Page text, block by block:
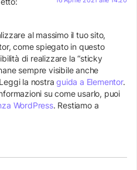
al massimo il tuo sito,
come spiegato in questo
di realizzare la “sticky
sempre visibile anche
la nostraguida a Elementor.
su come usarlo, puoi
WordPress. Restiamo a